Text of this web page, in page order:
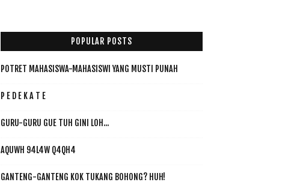
POPULAR POSTS
POTRET MAHASISWA-MAHASISWI YANG MUSTI PUNAH
P E D E K A T E
GURU-GURU GUE TUH GINI LOH...
AQUWH 94L4W Q4QH4
GANTENG-GANTENG KOK TUKANG BOHONG? HUH!